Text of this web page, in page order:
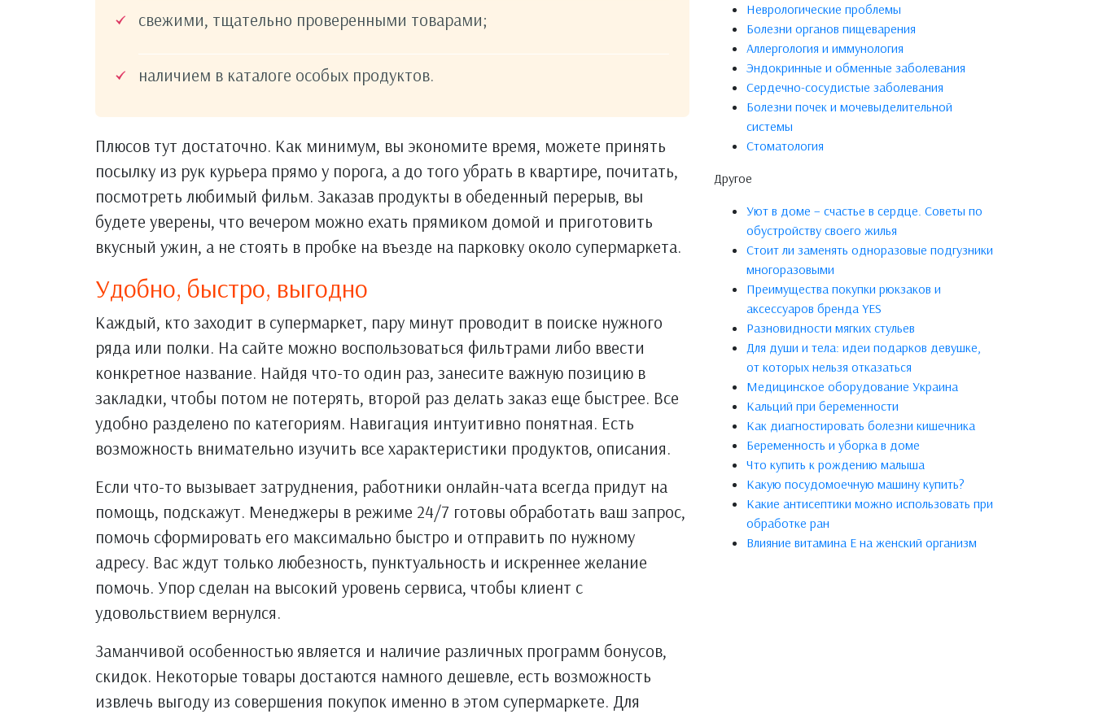
свежими, тщательно проверенными товарами;
наличием в каталоге особых продуктов.
Плюсов тут достаточно. Как минимум, вы экономите время, можете принять
посылку из рук курьера прямо у порога, а до того убрать в квартире, почитать,
посмотреть любимый фильм. Заказав продукты в обеденный перерыв, вы
будете уверены, что вечером можно ехать прямиком домой и приготовить
вкусный ужин, а не стоять в пробке на въезде на парковку около супермаркета.
Удобно, быстро, выгодно
Каждый, кто заходит в супермаркет, пару минут проводит в поиске нужного
ряда или полки. На сайте можно воспользоваться фильтрами либо ввести
конкретное название. Найдя что-то один раз, занесите важную позицию в
закладки, чтобы потом не потерять, второй раз делать заказ еще быстрее. Все
удобно разделено по категориям. Навигация интуитивно понятная. Есть
возможность внимательно изучить все характеристики продуктов, описания.
Если что-то вызывает затруднения, работники онлайн-чата всегда придут на
помощь, подскажут. Менеджеры в режиме 24/7 готовы обработать ваш запрос,
помочь сформировать его максимально быстро и отправить по нужному
адресу. Вас ждут только любезность, пунктуальность и искреннее желание
помочь. Упор сделан на высокий уровень сервиса, чтобы клиент с
удовольствием вернулся.
Заманчивой особенностью является и наличие различных программ бонусов,
скидок. Некоторые товары достаются намного дешевле, есть возможность
извлечь выгоду из совершения покупок именно в этом супермаркете. Для
Неврологические проблемы
Болезни органов пищеварения
Аллергология и иммунология
Эндокринные и обменные заболевания
Сердечно-сосудистые заболевания
Болезни почек и мочевыделительной
системы
Стоматология
Другое
Уют в доме – счастье в сердце. Советы по
обустройству своего жилья
Стоит ли заменять одноразовые подгузники
многоразовыми
Преимущества покупки рюкзаков и
аксессуаров бренда YES
Разновидности мягких стульев
Для души и тела: идеи подарков девушке,
от которых нельзя отказаться
Медицинское оборудование Украина
Кальций при беременности
Как диагностировать болезни кишечника
Беременность и уборка в доме
Что купить к рождению малыша
Какую посудомоечную машину купить?
Какие антисептики можно использовать при
обработке ран
Влияние витамина Е на женский организм